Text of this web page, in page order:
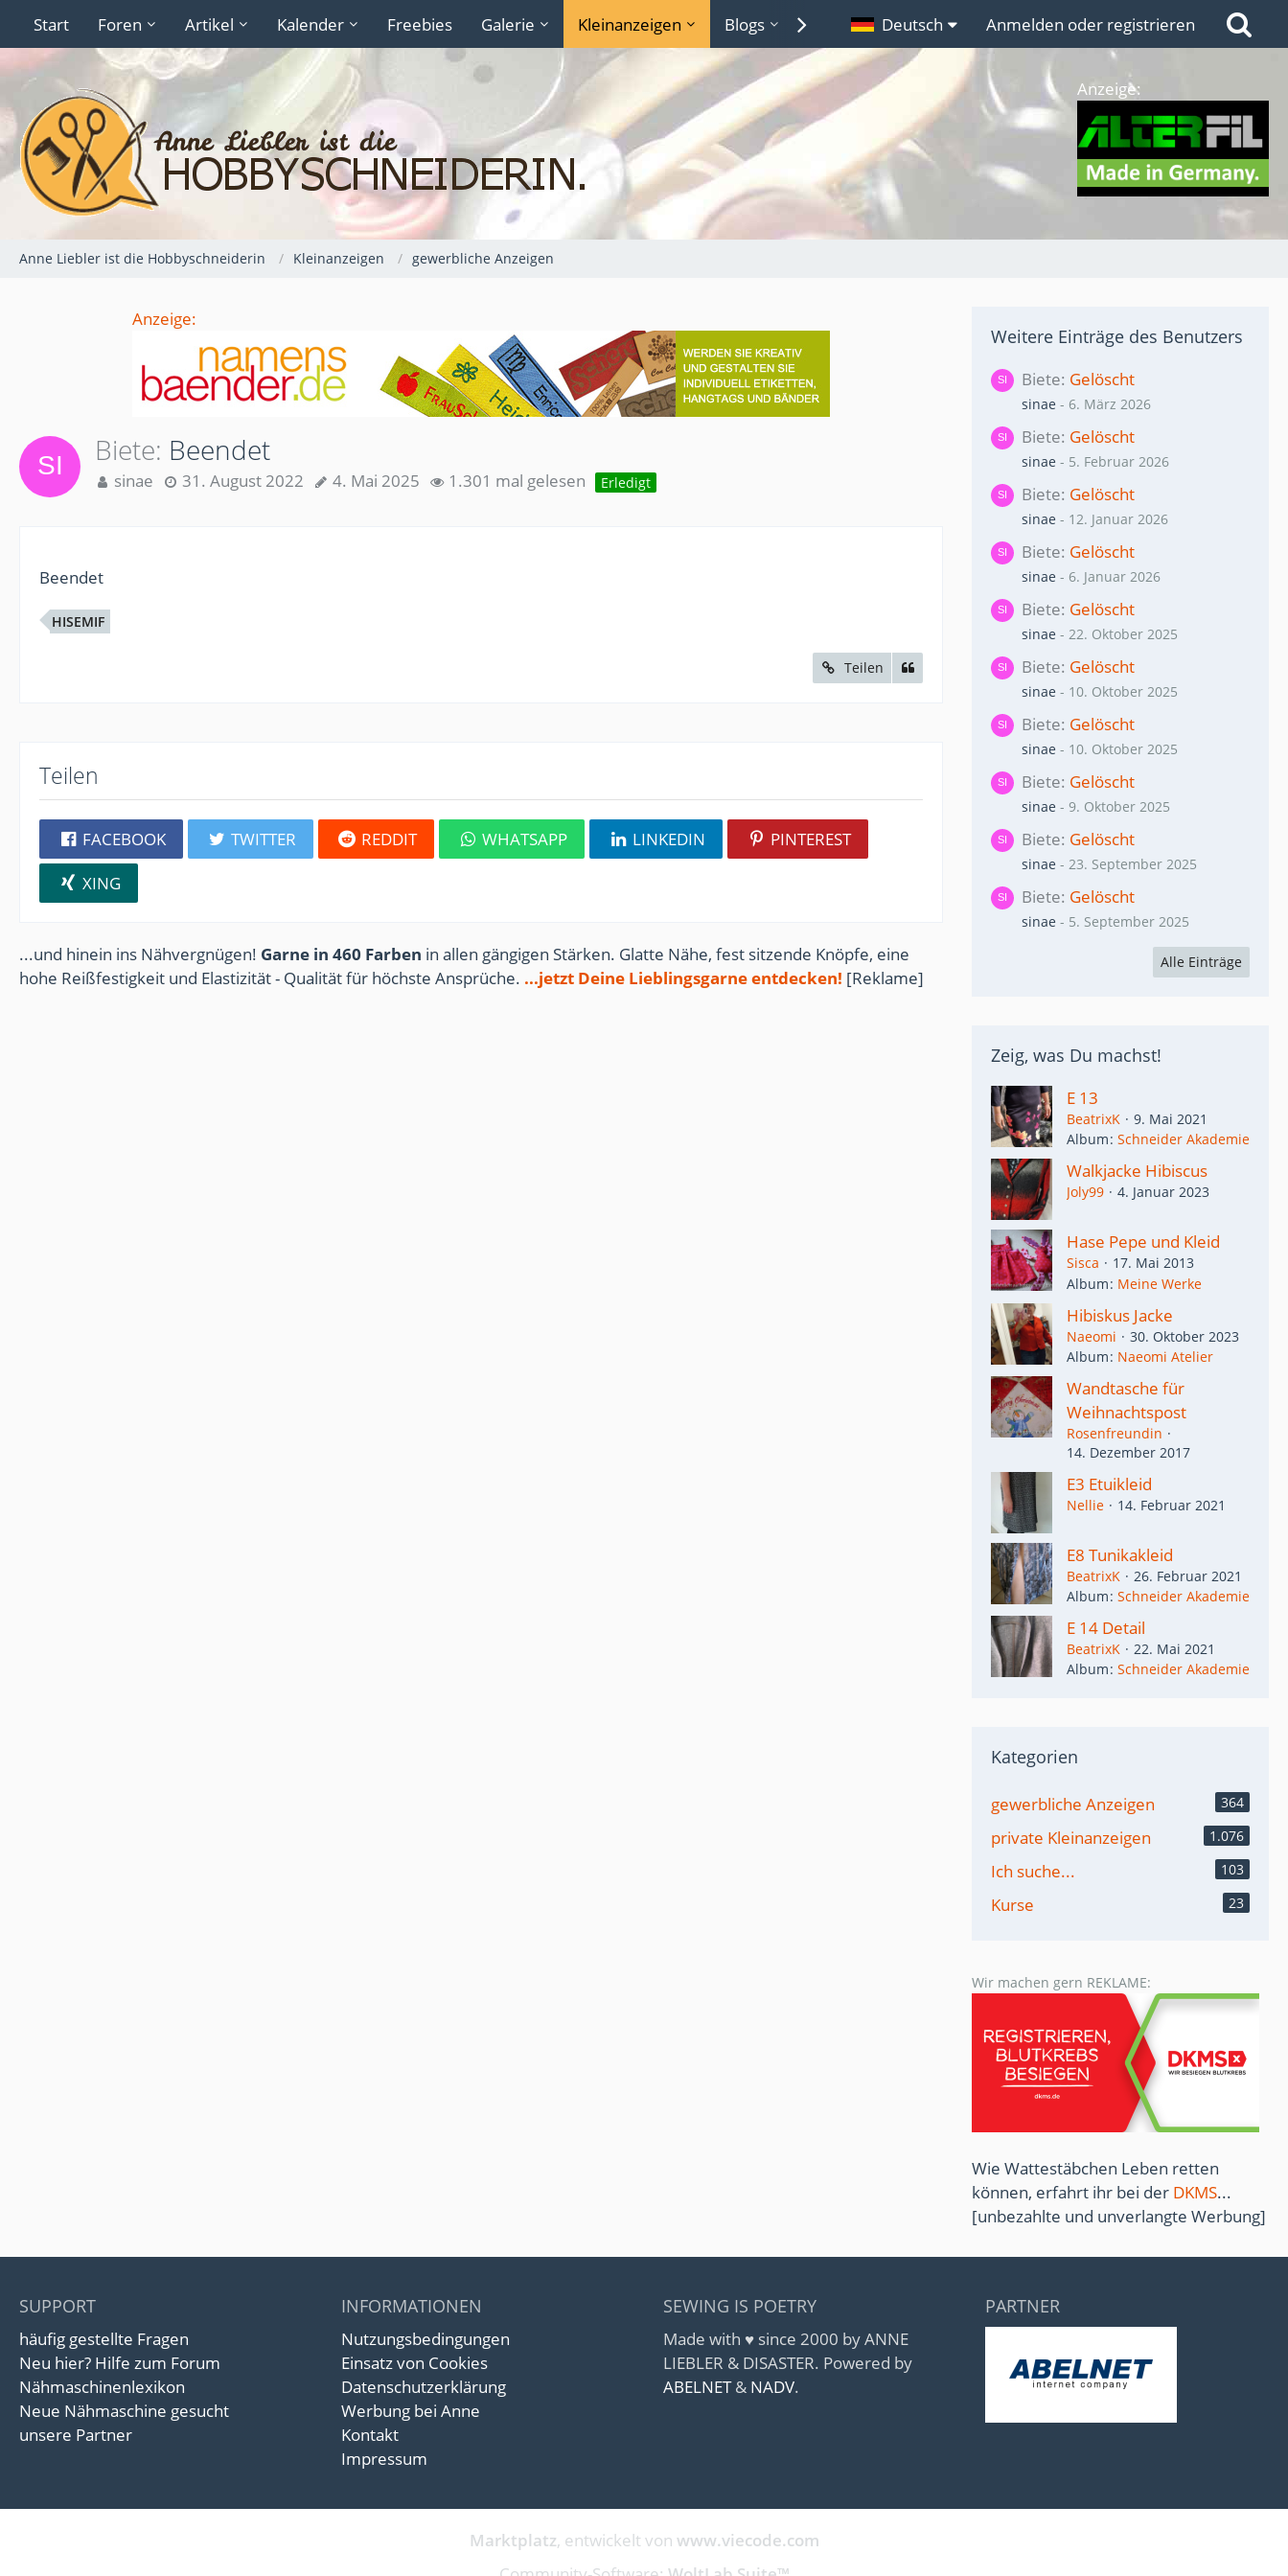
Start Foren Artikel Kalender Freebies Galerie Kleinanzeigen Blogs Lexikon Links
Deutsch Anmelden oder registrieren
Anzeige:
Anne Liebler ist die Hobbyschneiderin Kleinanzeigen gewerbliche Anzeigen
Anzeige:
Biete Beendet
sinae 31. August 2022 4. Mai 2025 1.301 mal gelesen Erledigt
Beendet
HISEMIF
Teilen
Teilen
FACEBOOK TWITTER REDDIT WHATSAPP LINKEDIN
PINTEREST
XING
...und hinein ins Nähvergnügen! Garne in 460 Farben in allen gängigen Stärken. Glatte Nähe, fest sitzende Knöpfe, eine
hohe Reißfestigkeit und Elastizität - Qualität für höchste Ansprüche. ...jetzt Deine Lieblingsgarne entdecken! [Reklame]
Weitere Einträge des Benutzers
Biete Gelöscht
sinae - 6. März 2026
Biete Gelöscht
sinae - 5. Februar 2026
Biete Gelöscht
sinae - 12. Januar 2026
Biete Gelöscht
sinae - 6. Januar 2026
Biete Gelöscht
sinae - 22. Oktober 2025
Biete Gelöscht
sinae - 10. Oktober 2025
Biete Gelöscht
sinae - 10. Oktober 2025
Biete Gelöscht
sinae - 9. Oktober 2025
Biete Gelöscht
sinae - 23. September 2025
Biete Gelöscht
sinae - 5. September 2025
Alle Einträge
Zeig, was Du machst!
E 13
BeatrixK
9. Mai 2021
Album Schneider Akademie
Walkjacke Hibiscus
Joly99 4. Januar 2023
Hase Pepe und Kleid
Sisca
17. Mai 2013
Album Meine Werke
Hibiskus Jacke
Naeomi
30. Oktober 2023
Album Naeomi Atelier
Wandtasche für
Weihnachtspost
Rosenfreundin
14. Dezember 2017
E3 Etuikleid
Nellie 14. Februar 2021
E8 Tunikakleid
BeatrixK
26. Februar 2021
Album Schneider Akademie
E 14 Detail
BeatrixK
22. Mai 2021
Album Schneider Akademie
Kategorien
gewerbliche Anzeigen 364
private Kleinanzeigen 1.076
Ich suche... 103
Kurse 23
Wir machen gern REKLAME:
Wie Wattestäbchen Leben retten
können, erfahrt ihr bei der DKMS...
[unbezahlte und unverlangte Werbung]
SUPPORT
häufig gestellte Fragen
Neu hier? Hilfe zum Forum
Nähmaschinenlexikon
Neue Nähmaschine gesucht
unsere Partner
INFORMATIONEN
Nutzungsbedingungen
Einsatz von Cookies
Datenschutzerklärung
Werbung bei Anne
Kontakt
Impressum
SEWING IS POETRY
Made with ♥ since 2000 by ANNE
LIEBLER & DISASTER. Powered by
ABELNET& NADV.
PARTNER
Marktplatz, entwickelt von www.viecode.com